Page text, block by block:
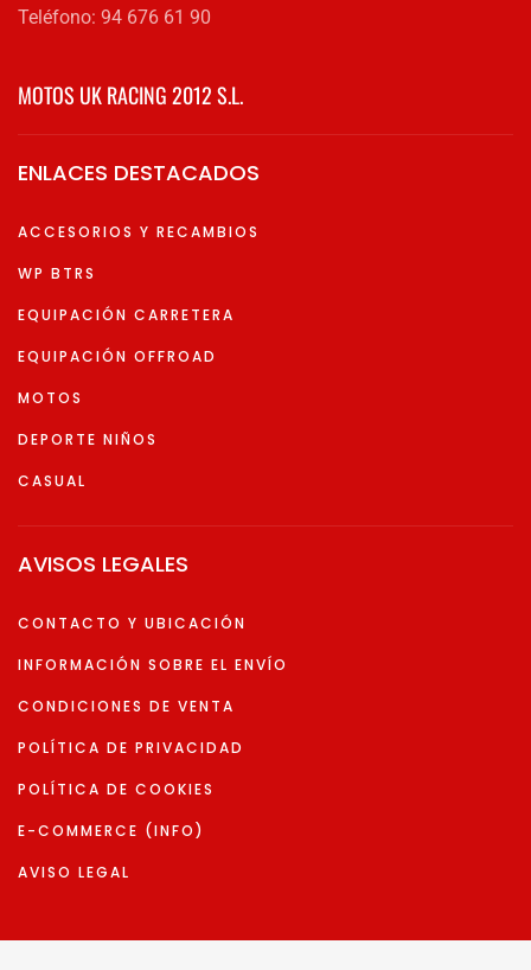
Teléfono: 94 676 61 90
MOTOS UK RACING 2012 S.L.
ENLACES DESTACADOS
ACCESORIOS Y RECAMBIOS
WP BTRS
EQUIPACIÓN CARRETERA
EQUIPACIÓN OFFROAD
MOTOS
DEPORTE NIÑOS
CASUAL
AVISOS LEGALES
CONTACTO Y UBICACIÓN
INFORMACIÓN SOBRE EL ENVÍO
CONDICIONES DE VENTA
POLÍTICA DE PRIVACIDAD
POLÍTICA DE COOKIES
E-COMMERCE (INFO)
AVISO LEGAL